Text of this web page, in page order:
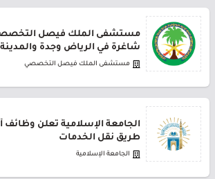
مستشفى الملك فيصل
شاغرة في الرياض وجدة والمدينة
مستشفى الملك فيصل التخصصي
الجامعة الإسلامية تعلن وظائف
طريق نقل الخدمات
الجامعة الإسلامية